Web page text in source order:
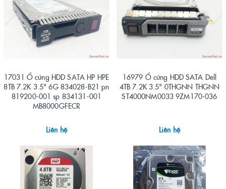
17031 Ổ cứng HDD SATA HP HPE
8TB 7.2K 3.5" 6G 834028-B21 pn
819200-001 sp 834131-001
MB8000GFECR
Liên hệ
16979 Ổ cứng HDD SATA Dell
4TB 7.2K 3.5" 0THGNN THGNN
ST4000NM0033 9ZM170-036
Liên hệ